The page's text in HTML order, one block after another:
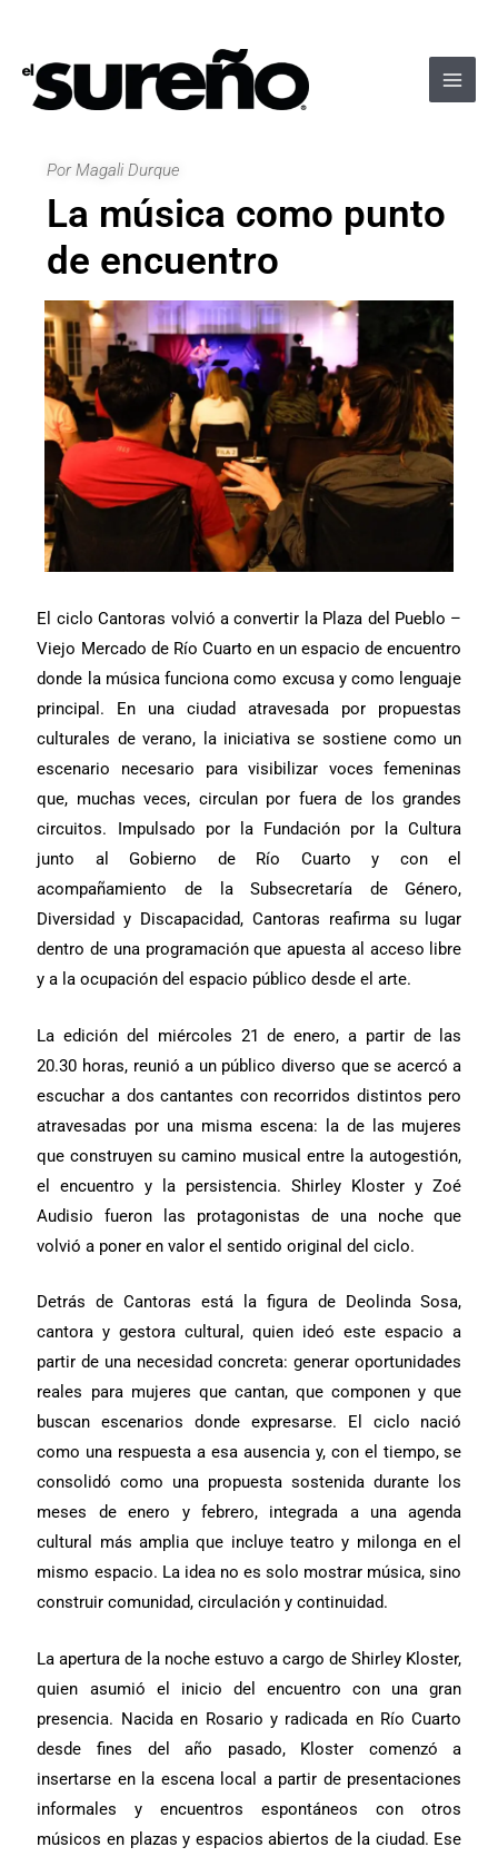
contenido
Por Magali Durque
La música como punto
de encuentro
El ciclo Cantoras volvió a convertir la Plaza del Pueblo –
Viejo Mercado de Río Cuarto en un espacio de encuentro
donde la música funciona como excusa y como lenguaje
principal. En una ciudad atravesada por propuestas
culturales de verano, la iniciativa se sostiene como un
escenario necesario para visibilizar voces femeninas
que, muchas veces, circulan por fuera de los grandes
circuitos. Impulsado por la Fundación por la Cultura
junto al Gobierno de Río Cuarto y con el
acompañamiento de la Subsecretaría de Género,
Diversidad y Discapacidad, Cantoras reafirma su lugar
dentro de una programación que apuesta al acceso libre
y a la ocupación del espacio público desde el arte.
La edición del miércoles 21 de enero, a partir de las
20.30 horas, reunió a un público diverso que se acercó a
escuchar a dos cantantes con recorridos distintos pero
atravesadas por una misma escena: la de las mujeres
que construyen su camino musical entre la autogestión,
el encuentro y la persistencia. Shirley Kloster y Zoé
Audisio fueron las protagonistas de una noche que
volvió a poner en valor el sentido original del ciclo.
Detrás de Cantoras está la figura de Deolinda Sosa,
cantora y gestora cultural, quien ideó este espacio a
partir de una necesidad concreta: generar oportunidades
reales para mujeres que cantan, que componen y que
buscan escenarios donde expresarse. El ciclo nació
como una respuesta a esa ausencia y, con el tiempo, se
consolidó como una propuesta sostenida durante los
meses de enero y febrero, integrada a una agenda
cultural más amplia que incluye teatro y milonga en el
mismo espacio. La idea no es solo mostrar música, sino
construir comunidad, circulación y continuidad.
La apertura de la noche estuvo a cargo de Shirley Kloster,
quien asumió el inicio del encuentro con una gran
presencia. Nacida en Rosario y radicada en Río Cuarto
desde fines del año pasado, Kloster comenzó a
insertarse en la escena local a partir de presentaciones
informales y encuentros espontáneos con otros
músicos en plazas y espacios abiertos de la ciudad. Ese
entradas